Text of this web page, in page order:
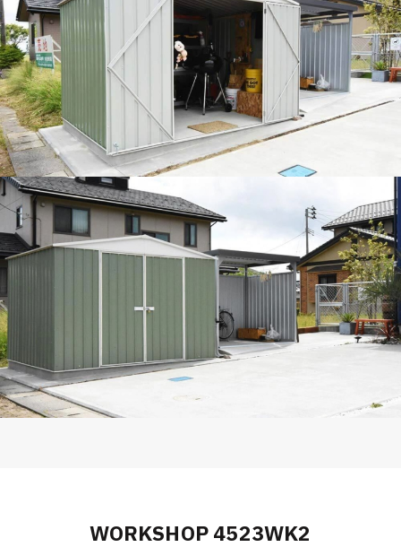
WORKSHOP 4523WK2